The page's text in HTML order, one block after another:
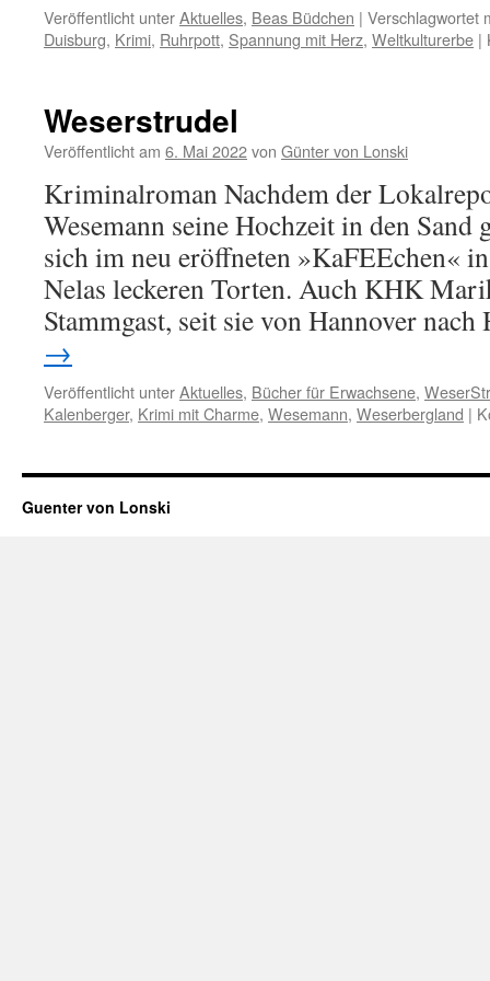
Veröffentlicht unterAktuelles, Beas Büdchen | Verschlagwortet
Duisburg, Krimi, Ruhrpott, Spannung mit Herz, Weltkulturerbe |
Weserstrudel
Veröffentlicht am 6. Mai 2022von Günter von Lonski
Kriminalroman Nachdem der
Wesemann seine Hochzeit in den Sand
sich im neu eröffneten »KaFEEchen«
Nelas leckeren Torten. Auch KHK
Stammgast, seit sie von Hannover
→
Veröffentlicht unterAktuelles, Bücher für Erwachsene,
Kalenberger, Krimi mit Charme, Wesemann, Weserbergland |
Guenter von Lonski